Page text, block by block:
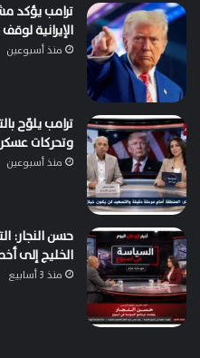
ترامب يؤكد
الإيرانية
منذ أسبوعين
ترامب يلوّح
وتحركات
منذ أسبوعين
حسن النجار:
الخليج إلى
منذ 3 أسابيع